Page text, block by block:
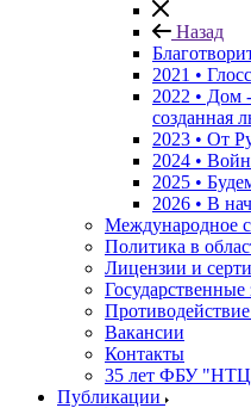
Назад
2021 •
2022 • Дом
созданная
2023 • От
2024 •
2025 •
2026 • В
Международное
Политика в
Лицензии и
Государственные
Вакансии
Контакты
35 лет ФБУ
Публикации